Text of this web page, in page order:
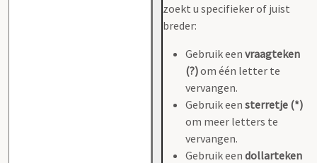
zoekt u specifieker of juist
breder:
Gebruik een vraagteken
(?)om één letter te
vervangen.
Gebruik een sterretje (*)
om meer letters te
vervangen.
Gebruik een dollarteken